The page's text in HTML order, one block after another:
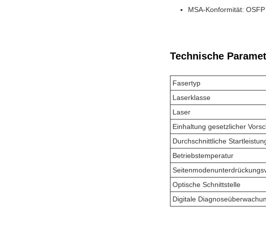
MSA-Konformität:
Technische
Fasertyp
Laserklasse
Laser
Einhaltung gesetzlicher
Durchschnittliche
Betriebstemperatur
Optische Schnittstelle
Digitale